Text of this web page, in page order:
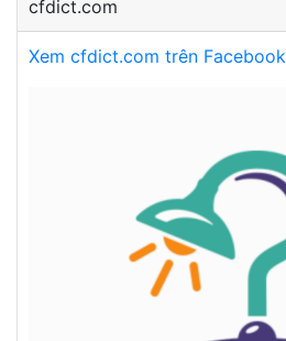
cfdict.com
Xem cfdict.com trên Facebook